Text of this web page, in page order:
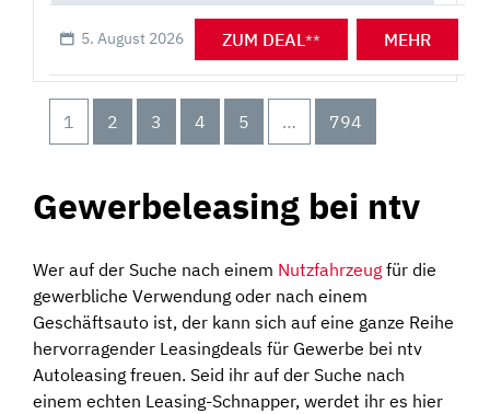
5. August 2026 ZUM DEAL ** MEHR
1 2 3 4 5 … 794
Gewerbeleasing bei ntv
Wer auf der Suche nach einem Nutzfahrzeug für die
gewerbliche Verwendung oder nach einem
Geschäftsauto ist, der kann sich auf eine ganze Reihe
hervorragender Leasingdeals für Gewerbe bei ntv
Autoleasing freuen. Seid ihr auf der Suche nach
einem echten Leasing-Schnapper, werdet ihr es hier